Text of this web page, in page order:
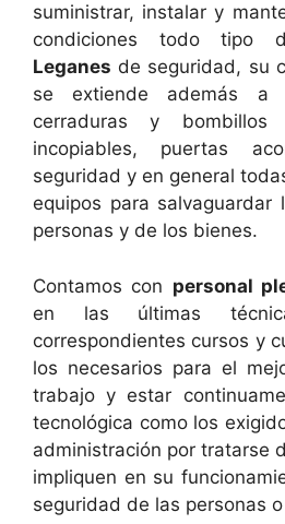
suministrar, instalar y
condiciones todo
Leganes de seguridad, su
se extiende además a
cerraduras y
incopiables, puertas
seguridad y en general
equipos para salvaguardar
personas y de los bienes.
Contamos con personal
en las últimas
correspondientes cursos y
los necesarios para el
trabajo y estar
tecnológica como los
administración por tratarse
impliquen en su
seguridad de las personas